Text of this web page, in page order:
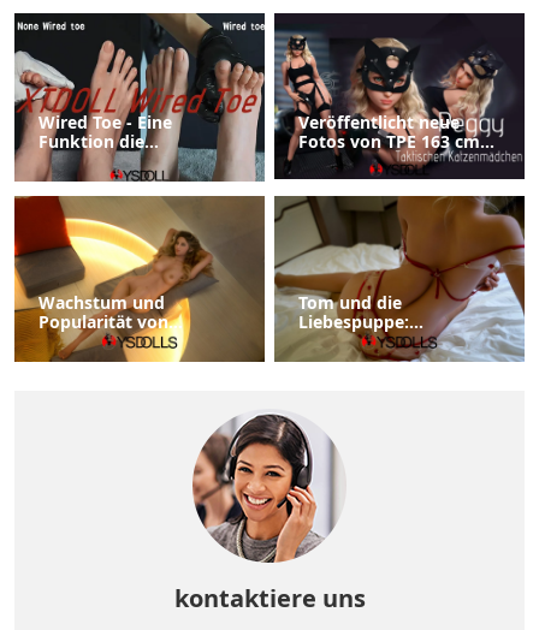
Wired Toe - Eine
Funktion die
Fußfetischisten Nicht
Widerstehen Können
Veröffentlicht neue
Fotos von TPE 163 cm
D-Cup SE Doll Peggy im
taktischen
Katzenmädchen-Stil
und sorgt für
Diskussionen
Wachstum und
Popularität von
Sexpuppen: Eine
aufstrebende Branche
Tom und die
Liebespuppe:
Erkundung der Grenzen
moderner Einsamkeit
kontaktiere uns